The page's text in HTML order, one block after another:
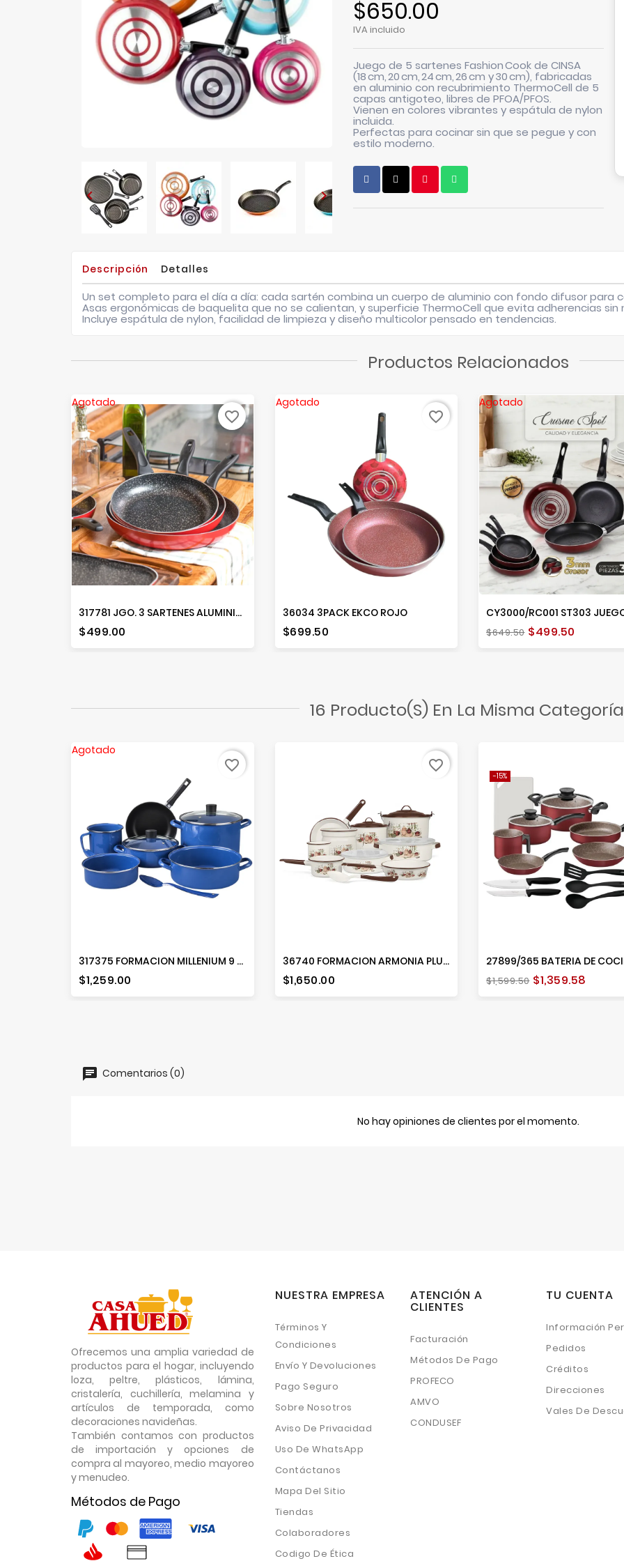
 
$650.00
IVA incluido
Juego de 5 sartenes Fashion Cook de CINSA
(18 cm, 20 cm, 24 cm, 26 cm y 30 cm), fabricadas
en aluminio con recubrimiento ThermoCell de 5
capas antigoteo, libres de PFOA/PFOS.
Vienen en colores vibrantes yespátula de nylon
incluida.
Perfectas para cocinar sin que se pegue y con
estilo moderno.
Descripción Detalles
Un set completo para el día a día: cada sartén combina un cuerpo de aluminio con fondo difusor para
Asas ergonómicas de baquelita que no se calientan, y superficie ThermoCell que evita adherencias
Incluye espátula de nylon, facilidad de limpieza y diseño multicolor pensado en tendencias.
Productos Relacionados
Agotado
317781 JGO. 3 SARTENES ALUMINIO HABANA
Precio
$499.00
favorite_border
Agotado
36034 3PACK EKCO ROJO
Precio
$699.50
favorite_border
Agotado
Precio
$649.50 Precio
$499.50
16 Producto(s) En La Misma
Agotado
317375 FORMACION MILLENIUM 9 PZ. AZUL GRAFITO
Precio
$1,259.00
favorite_border
36740 FORMACION ARMONIA PLUS CREMA CAFE BODEGON
Precio
$1,650.00
favorite_border
-15%
Precio
$1,599.50 Precio
$1,359.58
Comentarios (0)
No hay opiniones de clientes por el momento.
Ofrecemos una amplia variedad de
productos para el hogar, incluyendo
loza, peltre, plásticos, lámina,
cristalería, cuchillería, melamina y
artículos de temporada, como
decoraciones navideñas.
También contamos con productos
de importación y opciones de
compra al mayoreo, medio mayoreo
y menudeo.
Métodos de Pago
NUESTRA EMPRESA
Términos Y
Condiciones
Envío Y Devoluciones
Pago Seguro
Sobre Nosotros
Aviso De Privacidad
Uso De WhatsApp
Contáctanos
Mapa Del Sitio
Tiendas
Colaboradores
Codigo De Ética
ATENCIÓN A
CLIENTES
Facturación
Métodos De Pago
PROFECO
AMVO
CONDUSEF
TU CUENTA
Información
Pedidos
Créditos
Direcciones
Vales De